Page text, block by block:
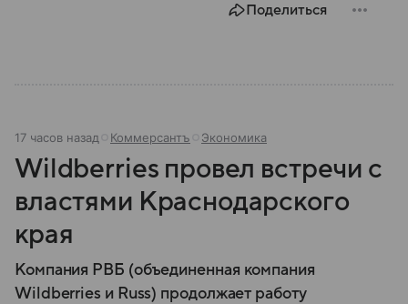
Поделиться
17 часов назад Коммерсантъ Экономика
Wildberries провел встречи с
властями Краснодарского
края
Компания РВБ (объединенная компания
Wildberries и Russ) продолжает работу